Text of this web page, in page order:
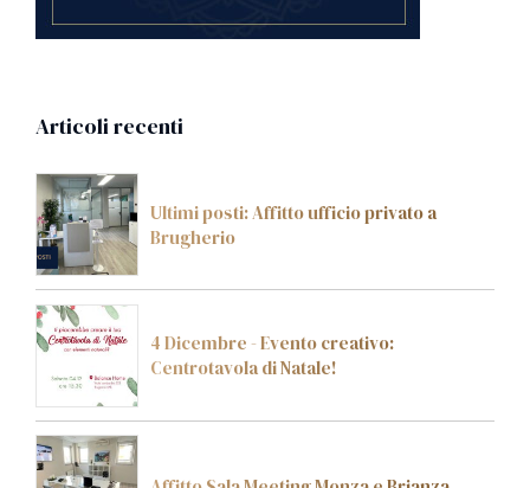
Articoli recenti
Ultimi posti: Affitto ufficio privato a
Brugherio
4 Dicembre - Evento creativo:
Centrotavola di Natale!